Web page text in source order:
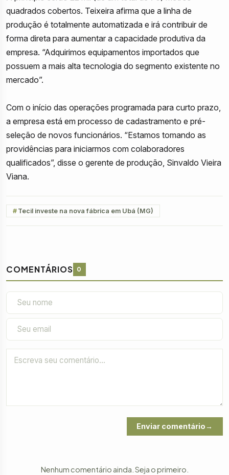
quadrados cobertos. Teixeira afirma que a linha de
produção é totalmente automatizada e irá contribuir de
forma direta para aumentar a capacidade produtiva da
empresa. “Adquirimos equipamentos importados que
possuem a mais alta tecnologia do segmento existente no
mercado”.
Com o início das operações programada para curto prazo,
a empresa está em processo de cadastramento e pré-
seleção de novos funcionários. “Estamos tomando as
providências para iniciarmos com colaboradores
qualificados”, disse o gerente de produção, Sinvaldo Vieira
Viana.
Tecil investe na nova fábrica em Ubá (MG)
COMENTÁRIOS 0
Enviar comentário
Nenhum comentário ainda. Seja o primeiro.